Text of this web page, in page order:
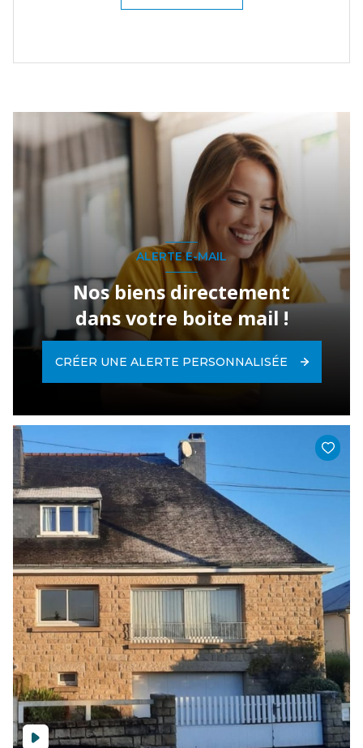
ALERTE E-MAIL
Nos biens directement
dans votre boite mail !
CRÉER UNE ALERTE PERSONNALISÉE